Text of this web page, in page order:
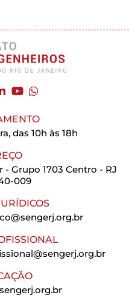
das 10h às 18h
- Grupo 1703 Centro - RJ
009